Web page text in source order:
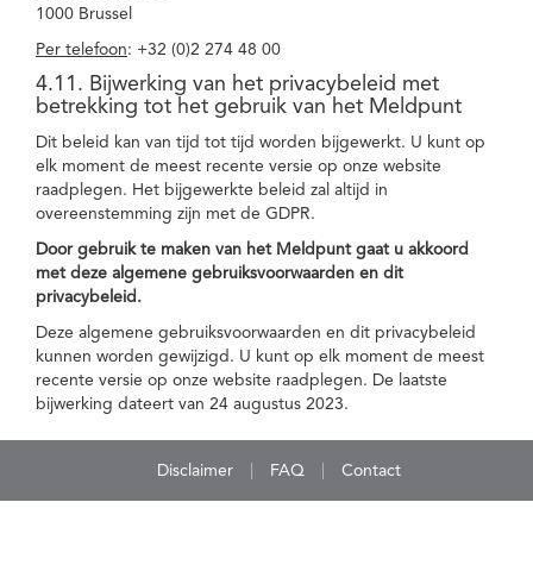
1000 Brussel
Per telefoon: +32 (0)2 274 48 00
4.11. Bijwerking van het privacybeleid met
betrekking tot het gebruik van het Meldpunt
Dit beleid kan van tijd tot tijd worden bijgewerkt. U kunt op
elk moment de meest recente versie op onze website
raadplegen. Het bijgewerkte beleid zal altijd in
overeenstemming zijn met de GDPR.
Door gebruik te maken van het Meldpunt gaat u akkoord
met deze algemene gebruiksvoorwaarden en dit
privacybeleid.
Deze algemene gebruiksvoorwaarden en dit privacybeleid
kunnen worden gewijzigd. U kunt op elk moment de meest
recente versie op onze website raadplegen. De laatste
bijwerking dateert van 24 augustus 2023.
Disclaimer FAQ Contact